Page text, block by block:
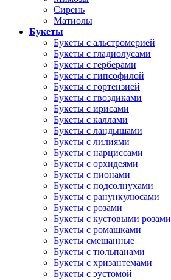
Сирень
Матиолы
Букеты
Букеты с альстромерией
Букеты с гладиолусами
Букеты с герберами
Букеты с гипсофилой
Букеты с гортензией
Букеты с гвоздиками
Букеты с ирисами
Букеты с каллами
Букеты с ландышами
Букеты с лилиями
Букеты с нарциссами
Букеты с орхидеями
Букеты с пионами
Букеты с подсолнухами
Букеты с ранункулюсами
Букеты с розами
Букеты с кустовыми розами
Букеты с ромашками
Букеты смешанные
Букеты с тюльпанами
Букеты с хризантемами
Букеты с эустомой